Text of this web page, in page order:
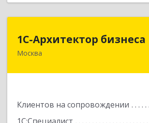
1С-Архитектор бизнеса
Москва
Клиентов на сопровождении
1С-
115114, Москва г,